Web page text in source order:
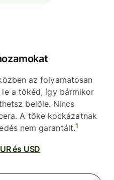
az folyamatosan
a tőkéd, így bármikor
belőle. Nincs
A tőke kockázatnak
nem garantált.1
és USD